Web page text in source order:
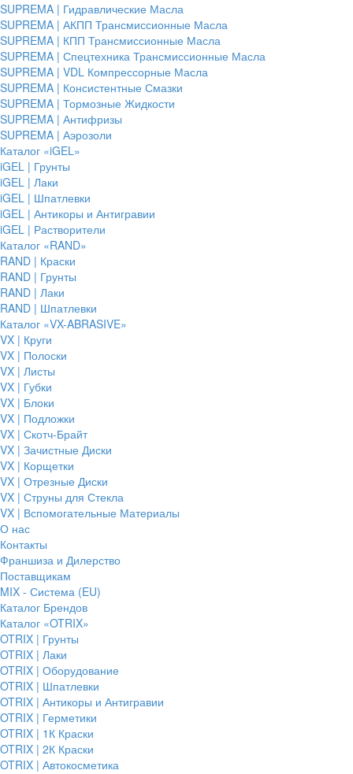
SUPREMA | Гидравлические Масла
SUPREMA | АКПП Трансмиссионные Масла
SUPREMA | КПП Трансмиссионные Масла
SUPREMA | Спецтехника Трансмиссионные Масла
SUPREMA | VDL Компрессорные Масла
SUPREMA | Консистентные Смазки
SUPREMA | Тормозные Жидкости
SUPREMA | Антифризы
SUPREMA | Аэрозоли
Каталог «iGEL»
iGEL | Грунты
iGEL | Лаки
iGEL | Шпатлевки
iGEL | Антикоры и Антигравии
iGEL | Растворители
Каталог «RAND»
RAND | Краски
RAND | Грунты
RAND | Лаки
RAND | Шпатлевки
Каталог «VX-ABRASIVE»
VX | Круги
VX | Полоски
VX | Листы
VX | Губки
VX | Блоки
VX | Подложки
VX | Скотч-Брайт
VX | Зачистные Диски
VX | Корщетки
VX | Отрезные Диски
VX | Струны для Стекла
VX | Вспомогательные Материалы
О нас
Контакты
Франшиза и Дилерство
Поставщикам
MIX - Система (EU)
Каталог Брендов
Каталог «OTRIX»
OTRIX | Грунты
OTRIX | Лаки
OTRIX | Оборудование
OTRIX | Шпатлевки
OTRIX | Антикоры и Антигравии
OTRIX | Герметики
OTRIX | 1К Краски
OTRIX | 2К Краски
OTRIX | Автокосметика